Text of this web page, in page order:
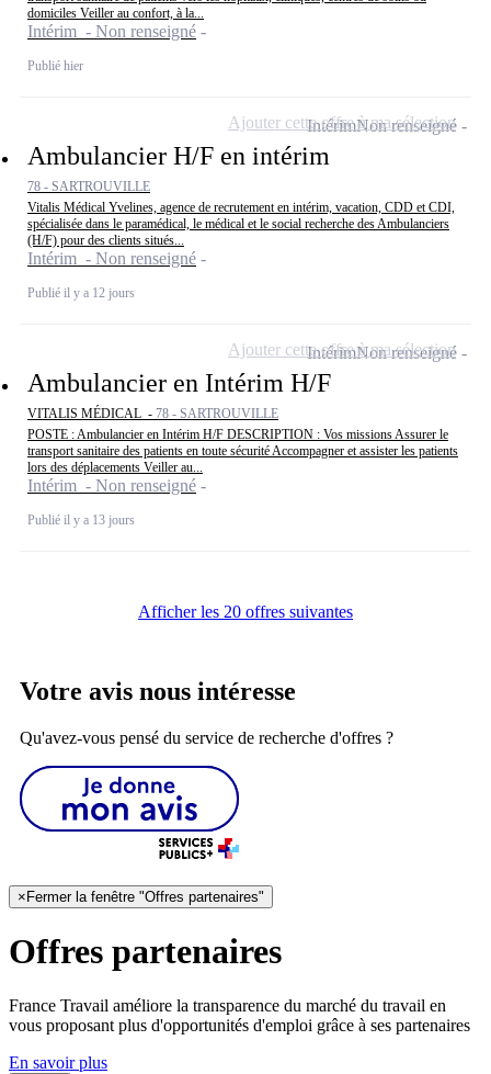
domiciles Veiller au confort, à la...
Intérim - Non renseigné
Publié hier
Ambulancier H/F en intérim
78 - SARTROUVILLE
Vitalis Médical Yvelines, agence de recrutement en intérim, vacation, CDD et CDI,
spécialisée dans le paramédical, le médical et le social recherche des Ambulanciers
(H/F) pour des clients situés...
Intérim - Non renseigné
Publié il y a 12 jours
IntérimNon renseigné
Ajouter cette offre à ma sélection
Ambulancier en Intérim H/F
VITALIS MÉDICAL - 78 - SARTROUVILLE
POSTE : Ambulancier en Intérim H/F DESCRIPTION : Vos missions Assurer le
transport sanitaire des patients en toute sécurité Accompagner et assister les patients
lors des déplacements Veiller au...
Intérim - Non renseigné
Publié il y a 13 jours
IntérimNon renseigné
Ajouter cette offre à ma sélection
Afficher les 20 offres suivantes
Votre avis nous intéresse
Qu'avez-vous pensé du service de recherche d'offres ?
×Fermer la fenêtre "Offres partenaires"
Offres partenaires
France Travail améliore la transparence du marché du travail en
vous proposant plus d'opportunités d'emploi grâce à ses partenaires
En savoir plus